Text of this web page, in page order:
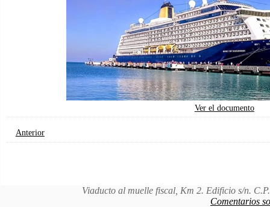
Ver el documento
Anterior
Viaducto al muelle fiscal, Km 2. Edificio s/n.
Comentarios